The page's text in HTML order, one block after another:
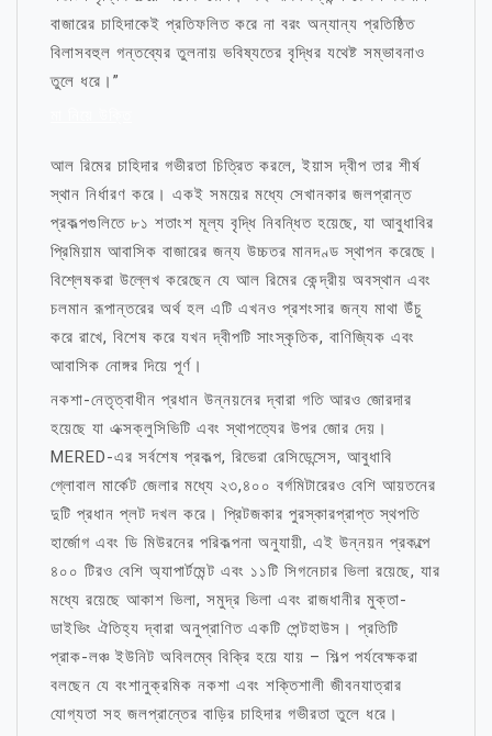
বাজারের চাহিদাকেই প্রতিফলিত করে না বরং অন্যান্য প্রতিষ্ঠিত
বিলাসবহুল গন্তব্যের তুলনায় ভবিষ্যতের বৃদ্ধির যথেষ্ট সম্ভাবনাও
তুলে ধরে।”
আল রিমের চাহিদার গভীরতা চিত্রিত করলে, ইয়াস দ্বীপ তার শীর্ষ
স্থান নির্ধারণ করে। একই সময়ের মধ্যে সেখানকার জলপ্রান্ত
প্রকল্পগুলিতে ৮১ শতাংশ মূল্য বৃদ্ধি নিবন্ধিত হয়েছে, যা আবুধাবির
প্রিমিয়াম আবাসিক বাজারের জন্য উচ্চতর মানদণ্ড স্থাপন করেছে।
বিশ্লেষকরা উল্লেখ করেছেন যে আল রিমের কেন্দ্রীয় অবস্থান এবং
চলমান রূপান্তরের অর্থ হল এটি এখনও প্রশংসার জন্য মাথা উঁচু
করে রাখে, বিশেষ করে যখন দ্বীপটি সাংস্কৃতিক, বাণিজ্যিক এবং
আবাসিক নোঙ্গর দিয়ে পূর্ণ।
নকশা-নেতৃত্বাধীন প্রধান উন্নয়নের দ্বারা গতি আরও জোরদার
হয়েছে যা এক্সক্লুসিভিটি এবং স্থাপত্যের উপর জোর দেয়।
MERED-এর সর্বশেষ প্রকল্প, রিভেরা রেসিডেন্সেস, আবুধাবি
গ্লোবাল মার্কেট জেলার মধ্যে ২৩,৪০০ বর্গমিটারেরও বেশি আয়তনের
দুটি প্রধান প্লট দখল করে। প্রিটজকার পুরস্কারপ্রাপ্ত স্থপতি
হার্জোগ এবং ডি মিউরনের পরিকল্পনা অনুযায়ী, এই উন্নয়ন প্রকল্পে
৪০০ টিরও বেশি অ্যাপার্টমেন্ট এবং ১১টি সিগনেচার ভিলা রয়েছে, যার
মধ্যে রয়েছে আকাশ ভিলা, সমুদ্র ভিলা এবং রাজধানীর মুক্তা-
ডাইভিং ঐতিহ্য দ্বারা অনুপ্রাণিত একটি পেন্টহাউস। প্রতিটি
প্রাক-লঞ্চ ইউনিট অবিলম্বে বিক্রি হয়ে যায় – শিল্প পর্যবেক্ষকরা
বলছেন যে বংশানুক্রমিক নকশা এবং শক্তিশালী জীবনযাত্রার
যোগ্যতা সহ জলপ্রান্তের বাড়ির চাহিদার গভীরতা তুলে ধরে।